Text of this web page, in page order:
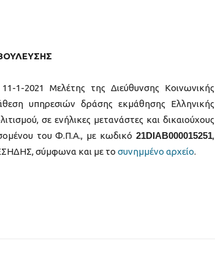
1-2021 Μελέτης της Διεύθυνσης Κοινωνικής
υπηρεσιών δράσης εκμάθησης Ελληνικής
σε ενήλικες μετανάστες και δικαιούχους
του Φ.Π.Α., με κωδικό 21DIAB000015251,
σύμφωνα και με το συνημμένο αρχείο.